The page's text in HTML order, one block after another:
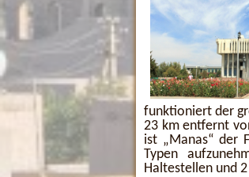
funktioniert der
23 km entfernt
ist „Manas“ der
Typen
Haltestellen und